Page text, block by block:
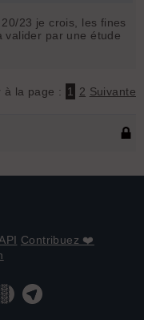
23 je crois, les fines
valider par une étude
à la page : 1 2 Suivante
Contribuez ❤️